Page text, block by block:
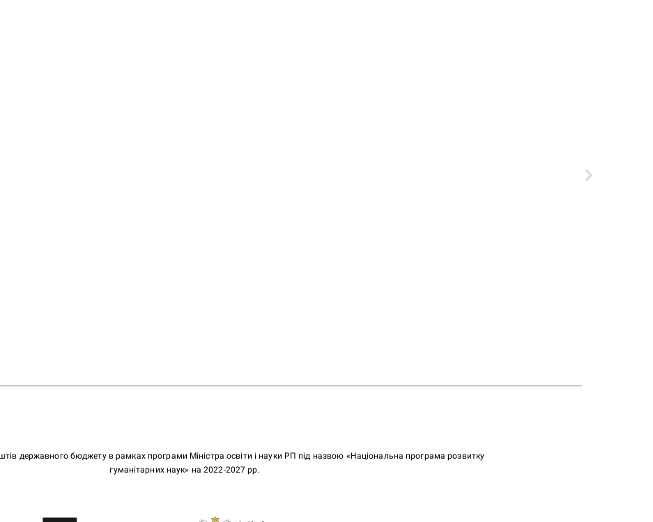
державного бюджету в рамках програми Міністра освіти і науки РП під назвою «Національна програма розвитку
гуманітарних наук» на 2022-2027 рр.